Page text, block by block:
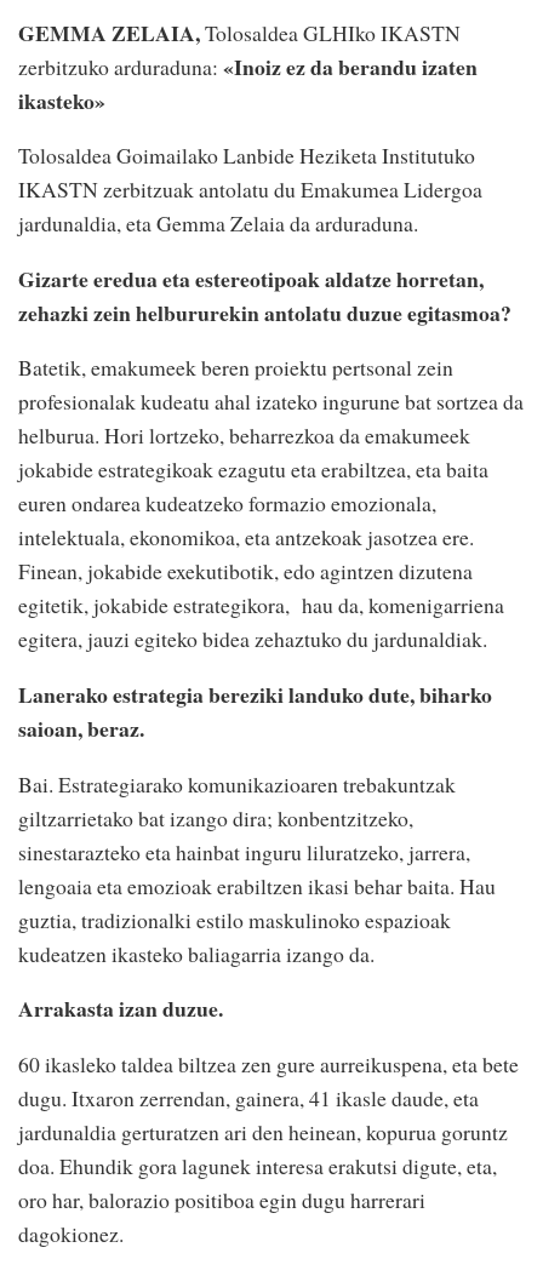
GEMMA ZELAIA,Tolosaldea GLHIko IKASTN
zerbitzuko arduraduna: «Inoiz ez da berandu izaten
ikasteko»
Tolosaldea Goimailako Lanbide Heziketa Institutuko
IKASTN zerbitzuak antolatu du Emakumea Lidergoa
jardunaldia, eta Gemma Zelaia da arduraduna.
Gizarte eredua eta estereotipoak aldatze horretan,
zehazki zein helbururekin antolatu duzue egitasmoa?
Batetik, emakumeek beren proiektu pertsonal zein
profesionalak kudeatu ahal izateko ingurune bat sortzea da
helburua. Hori lortzeko, beharrezkoa da emakumeek
jokabide estrategikoak ezagutu eta erabiltzea, eta baita
euren ondarea kudeatzeko formazio emozionala,
intelektuala, ekonomikoa, eta antzekoak jasotzea ere.
Finean, jokabide exekutibotik, edo agintzen dizutena
egitetik, jokabide estrategikora, hau da, komenigarriena
egitera, jauzi egiteko bidea zehaztuko du jardunaldiak.
Lanerako estrategia bereziki landuko dute, biharko
saioan, beraz.
Bai. Estrategiarako komunikazioaren trebakuntzak
giltzarrietako bat izango dira; konbentzitzeko,
sinestarazteko eta hainbat inguru liluratzeko, jarrera,
lengoaia eta emozioak erabiltzen ikasi behar baita. Hau
guztia, tradizionalki estilo maskulinoko espazioak
kudeatzen ikasteko baliagarria izango da.
Arrakasta izan duzue.
60 ikasleko taldea biltzea zen gure aurreikuspena, eta bete
dugu. Itxaron zerrendan, gainera, 41 ikasle daude, eta
jardunaldia gerturatzen ari den heinean, kopurua goruntz
doa. Ehundik gora lagunek interesa erakutsi digute, eta,
oro har, balorazio positiboa egin dugu harrerari
dagokionez.